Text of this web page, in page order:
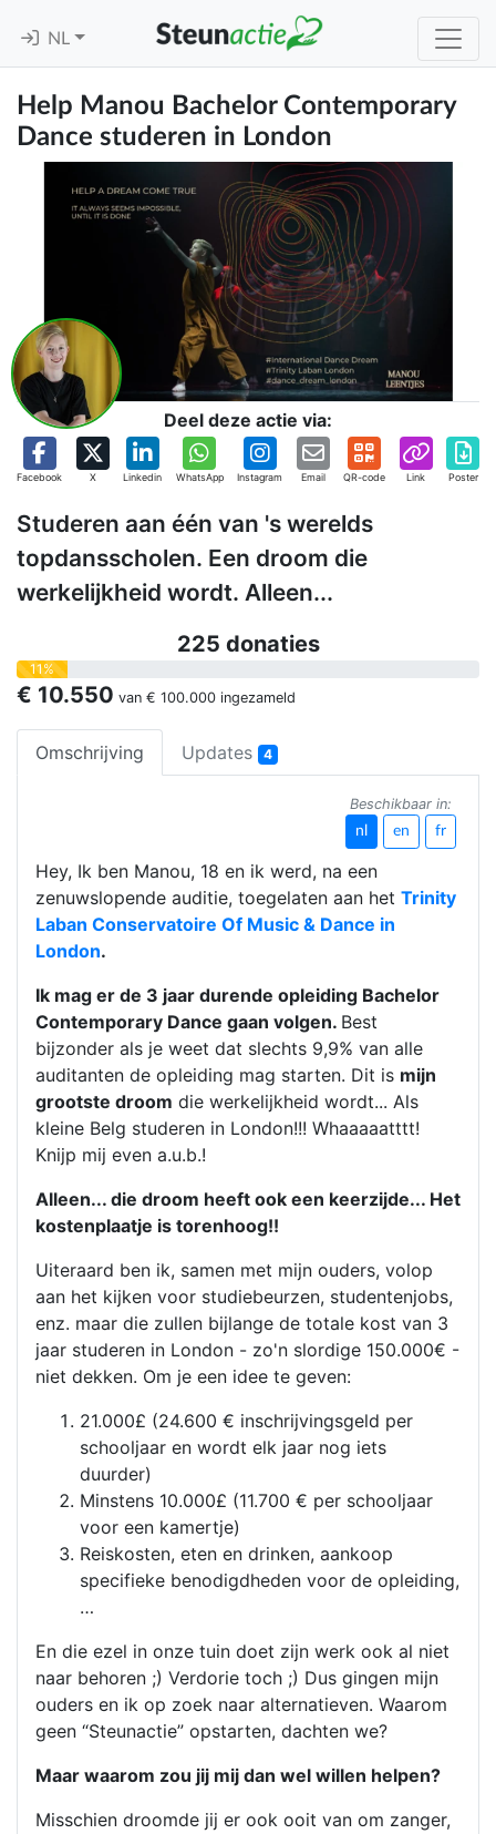
NL
Help Manou Bachelor Contemporary
Dance studeren in London
Deel deze actie via:
Facebook X Linkedin WhatsApp Instagram Email QR-code Link Poster
Studeren aan één van 's werelds
topdansscholen. Een droom die
werkelijkheid wordt. Alleen...
225 donaties
11%
€ 10.550 van € 100.000 ingezameld
Omschrijving Updates 4
Beschikbaar in:
nl en fr
Hey, Ik ben Manou, 18 en ik werd, na een
zenuwslopende auditie, toegelaten aan het Trinity
Laban Conservatoire Of Music & Dance in
London.
Ik mag er de 3 jaar durende opleiding Bachelor
Contemporary Dance gaan volgen. Best
bijzonder als je weet dat slechts 9,9% van alle
auditanten de opleiding mag starten. Dit is mijn
grootste droom die werkelijkheid wordt... Als
kleine Belg studeren in London!!! Whaaaaatttt!
Knijp mij even a.u.b.!
Alleen... die droom heeft ook een keerzijde... Het
kostenplaatje is torenhoog!!
Uiteraard ben ik, samen met mijn ouders, volop
aan het kijken voor studiebeurzen, studentenjobs,
enz. maar die zullen bijlange de totale kost van 3
jaar studeren in London - zo'n slordige 150.000€ -
niet dekken. Om je een idee te geven:
21.000£ (24.600 € inschrijvingsgeld per
schooljaar en wordt elk jaar nog iets
duurder)
Minstens 10.000£ (11.700 € per schooljaar
voor een kamertje)
Reiskosten, eten en drinken, aankoop
specifieke benodigdheden voor de opleiding,
…
En die ezel in onze tuin doet zijn werk ook al niet
naar behoren ;) Verdorie toch ;) Dus gingen mijn
ouders en ik op zoek naar alternatieven. Waarom
geen “Steunactie” opstarten, dachten we?
Maar waarom zou jij mij dan wel willen helpen?
Misschien droomde jij er ook ooit van om zanger,